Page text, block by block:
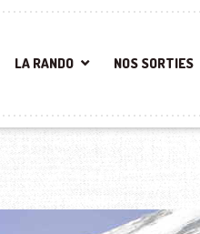
LA RANDO NOS SORTIES